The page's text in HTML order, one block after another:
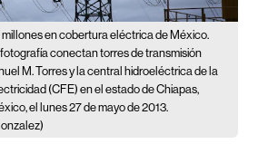
en cobertura eléctrica de México.
fotografía conectan torres de transmisión
M. Torres y la central hidroeléctrica de la
(CFE) en el estado de Chiapas,
el lunes 27 de mayo de 2013.